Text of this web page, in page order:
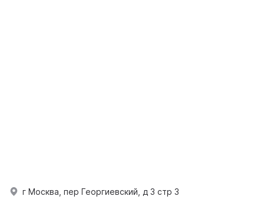
г Москва, пер Георгиевский, д 3 стр 3